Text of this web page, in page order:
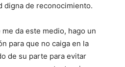
digna de reconocimiento.
da este medio, hago un
para que no caiga en la
de su parte para evitar